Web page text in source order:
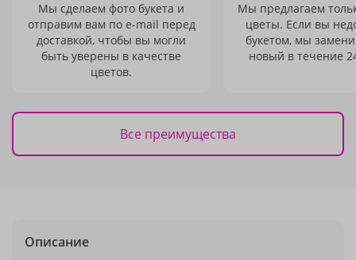
Мы сделаем фото букета и
отправим вам по e-mail перед
доставкой, чтобы вы могли
быть уверены в качестве
цветов.
Мы предлагаем
цветы. Если вы
букетом, мы
новый в течение
Все преимущества
Описание